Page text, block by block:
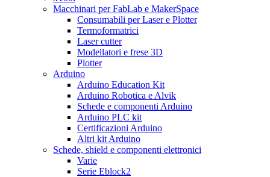
Macchinari per FabLab e MakerSpace
Consumabili per Laser e Plotter
Termoformatrici
Laser cutter
Modellatori e frese 3D
Plotter
Arduino
Arduino Education Kit
Arduino Robotica e Alvik
Schede e componenti Arduino
Arduino PLC kit
Certificazioni Arduino
Altri kit Arduino
Schede, shield e componenti elettronici
Varie
Serie Eblock2